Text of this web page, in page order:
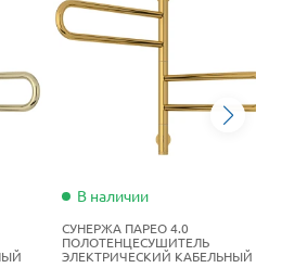
В наличии
СУНЕРЖА ПАРЕО 4.0
ПОЛОТЕНЦЕСУШИТЕЛЬ
ЭЛЕКТРИЧЕСКИЙ КАБЕЛЬНЫЙ